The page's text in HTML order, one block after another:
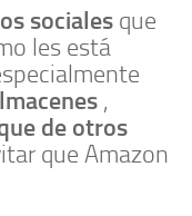
sociales que
les está
,
de otros
que Amazon